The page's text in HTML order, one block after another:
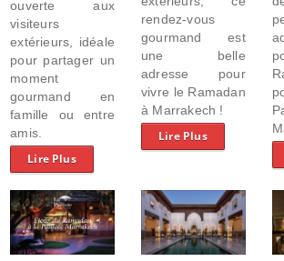
ouverte aux
visiteurs
extérieurs, idéale
pour partager un
moment
gourmand en
famille ou entre
amis.
Lire Plus
rendez-vous
gourmand est
une belle
adresse pour
vivre le Ramadan
à Marrakech !
Lire Plus